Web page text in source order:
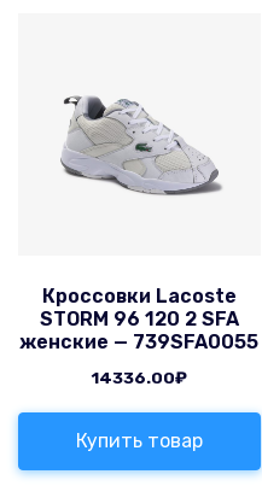
Кроссовки Lacoste
STORM 96 120 2 SFA
женские — 739SFA0055
14336.00₽
Купить товар